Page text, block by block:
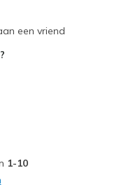
een vriend
1-10